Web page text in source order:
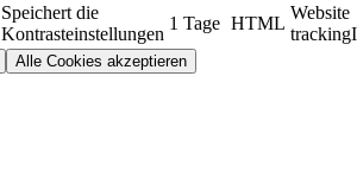
Speichert die
Kontrasteinstellungen
1 Tage HTML
Website
Alle Cookies akzeptieren